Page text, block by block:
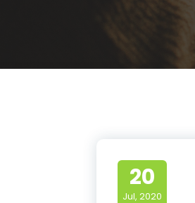
20
Jul, 2020